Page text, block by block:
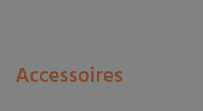
Accessoires